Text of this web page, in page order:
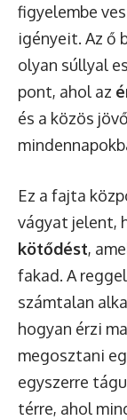
figyelembe
igényeit. Az ő
olyan súllyal
pont, ahol az
és a közös
Ez a fajta
vágyat jelent,
kötődést,
fakad. A
számtalan
hogyan érzi
megosztani
egyszerre
térre, ahol